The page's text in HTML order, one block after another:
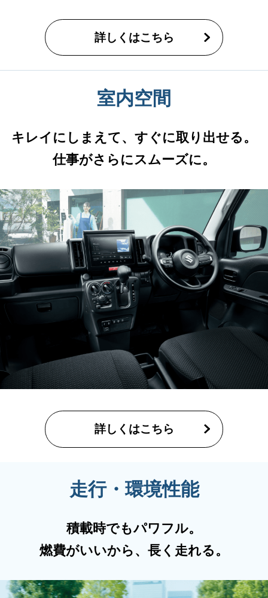
詳しくはこちら
室内空間
キレイにしまえて、すぐに取り出せる。
仕事がさらにスムーズに。
詳しくはこちら
走行・環境性能
積載時でもパワフル。
燃費がいいから、長く走れる。